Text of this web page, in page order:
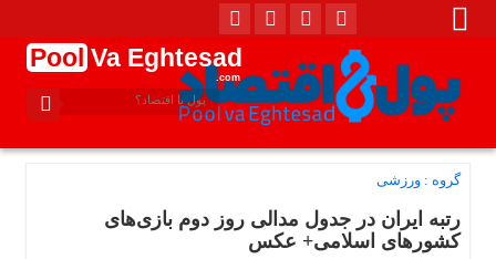
Pool Va Eghtesad
.com
گروه : ورزشی
رتبه ایران در جدول مدالی روز دوم بازی‌های
کشور‌های اسلامی+ عکس